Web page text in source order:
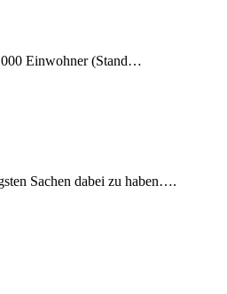
Einwohner (Stand…
Sachen dabei zu haben….